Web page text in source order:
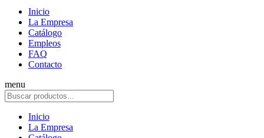
Inicio
La Empresa
Catálogo
Empleos
FAQ
Contacto
menu
Inicio
La Empresa